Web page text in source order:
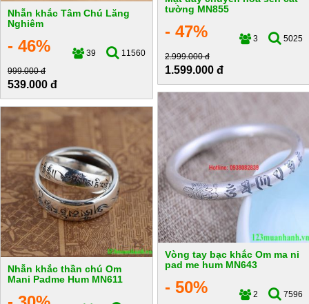
tường MN855
- 47% 3
5025
2.999.000 đ
1.599.000 đ
Nhẫn khắc Tâm Chú Lăng
Nghiêm
- 46% 39
11560
999.000 đ
539.000 đ
Vòng tay bạc khắc Om ma ni
pad me hum MN643
- 50% 2
7596
Nhẫn khắc thần chú Om
Mani Padme Hum MN611